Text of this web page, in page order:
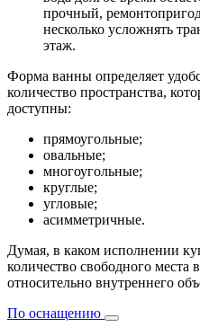
прочный,
несколько усложнять
этаж.
Форма ванны определяет
количество пространства,
доступны:
прямоугольные;
овальные;
многоугольные;
круглые;
угловые;
асимметричные.
Думая, в каком исполнении
количество свободного
относительно внутреннего
По оснащению